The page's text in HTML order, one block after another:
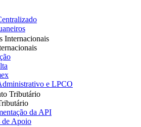
Internacionais
e LPCO
Tributário
da API
de Apoio